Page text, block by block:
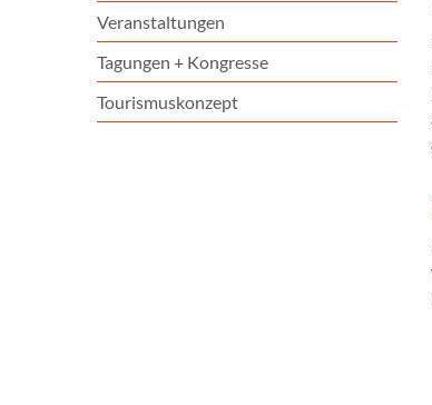
Veranstaltungen
Tagungen + Kongresse
Tourismuskonzept